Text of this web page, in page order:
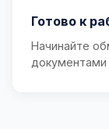
Готово к
Начинайте
документами